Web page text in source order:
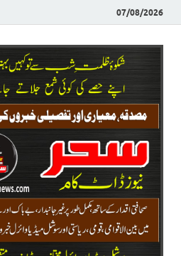
07/08/2026